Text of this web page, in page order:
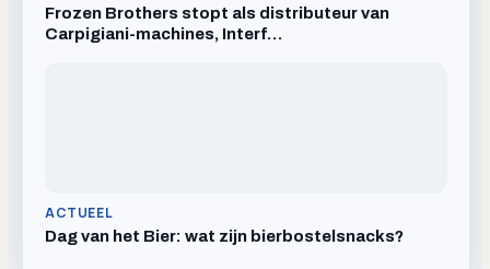
Frozen Brothers stopt als distributeur van
Carpigiani-machines, Interf…
ACTUEEL
Dag van het Bier: wat zijn bierbostelsnacks?